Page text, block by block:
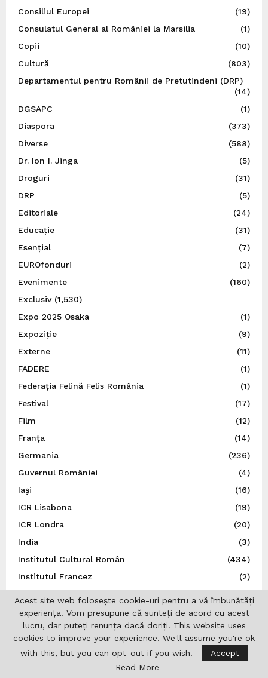
Consiliul Europei
(19)
Consulatul General al României la Marsilia
(1)
Copii
(10)
Cultură
(803)
Departamentul pentru Românii de Pretutindeni (DRP)
(14)
DGSAPC
(1)
Diaspora
(373)
Diverse
(588)
Dr. Ion I. Jinga
(5)
Droguri
(31)
DRP
(5)
Editoriale
(24)
Educație
(31)
Esențial
(7)
EUROfonduri
(2)
Evenimente
(160)
Exclusiv(1,530)
Expo 2025 Osaka
(1)
Expoziție
(9)
Externe
(11)
FADERE
(1)
Federația Felină Felis România
(1)
Festival
(17)
Film
(12)
Franța
(14)
Germania
(236)
Guvernul României
(4)
Iaşi
(16)
ICR Lisabona
(19)
ICR Londra
(20)
India
(3)
Institutul Cultural Român
(434)
Institutul Francez
(2)
Irlanda
(3)
Israel
(18)
(44)
(79)
Acest site web folosește cookie-uri pentru a vă îmbunătăți
experiența. Vom presupune că sunteți de acord cu acest
lucru, dar puteți renunța dacă doriți. This website uses
cookies to improve your experience. We'll assume you're ok
with this, but you can opt-out if you wish.
Accept
Read More